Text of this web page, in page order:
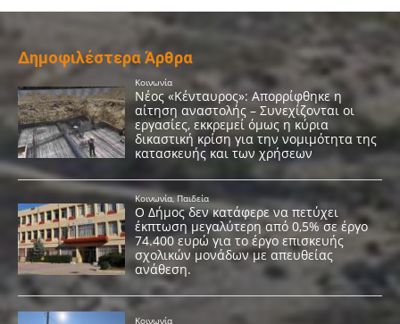
Δημοφιλέστερα Άρθρα